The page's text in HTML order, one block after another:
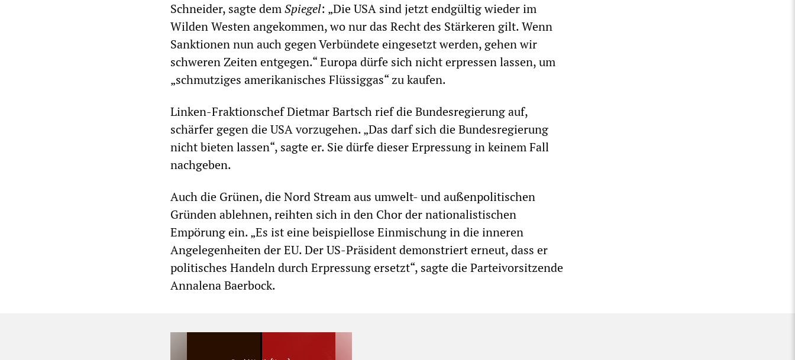
Schneider, sagte demSpiegel: „Die USA sind jetzt endgültig wieder im
Wilden Westen angekommen, wo nur das Recht des Stärkeren gilt. Wenn
Sanktionen nun auch gegen Verbündete eingesetzt werden, gehen wir
schweren Zeiten entgegen.“ Europa dürfe sich nicht erpressen lassen, um
„schmutziges amerikanisches Flüssiggas“ zu kaufen.
Linken-Fraktionschef Dietmar Bartsch rief die Bundesregierung auf,
schärfer gegen die USA vorzugehen. „Das darf sich die Bundesregierung
nicht bieten lassen“, sagte er. Sie dürfe dieser Erpressung in keinem Fall
nachgeben.
Auch die Grünen, die Nord Stream aus umwelt- und außenpolitischen
Gründen ablehnen, reihten sich in den Chor der nationalistischen
Empörung ein. „Es ist eine beispiellose Einmischung in die inneren
Angelegenheiten der EU. Der US-Präsident demonstriert erneut, dass er
politisches Handeln durch Erpressung ersetzt“, sagte die Parteivorsitzende
Annalena Baerbock.